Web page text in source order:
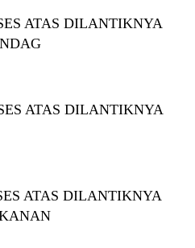
ATAS DILANTIKNYA
ATAS DILANTIKNYA
ATAS DILANTIKNYA